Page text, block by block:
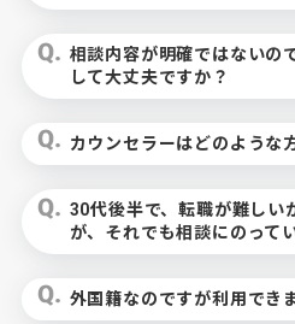
相談内容が明確ではないの
して大丈夫ですか？
カウンセラーはどのような
30代後半で、転職が難しい
が、それでも相談にのって
外国籍なのですが利用でき